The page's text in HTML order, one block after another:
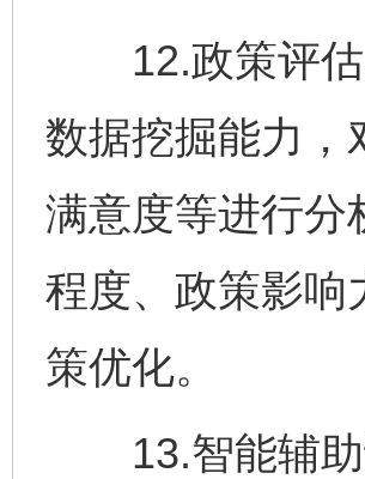
12.政策评估
数据挖掘能力，
满意度等进行分
程度、政策影响
策优化。
13.智能辅助